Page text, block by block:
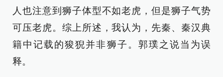
人也注意到狮子体型不如老虎，但是狮子气势
可压老虎。综上所述，我认为，先秦、秦汉典
籍中记载的狻猊并非狮子。郭璞之说当为误
释。